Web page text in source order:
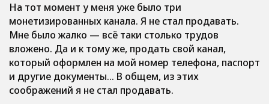
На тот момент у меня уже было три
монетизированных канала. Я не стал продавать.
Мне было жалко — всё таки столько трудов
вложено. Да и к тому же, продать свой канал,
который оформлен на мой номер телефона, паспорт
и другие документы… В общем, из этих
соображений я не стал продавать.